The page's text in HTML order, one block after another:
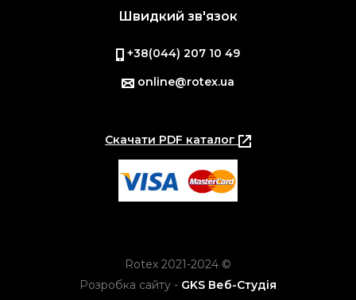
Швидкий зв'язок
+38(044) 207 10 49
online@rotex.ua
Скачати PDF каталог
Rotex 2021-2024 ©
Розробка сайту - GKS Веб-Студія